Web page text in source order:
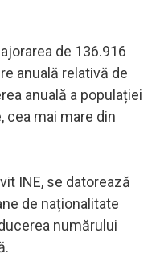
de 136.916
anuală relativă de
anuală a populației
cea mai mare din
INE, se datorează
de naționalitate
numărului